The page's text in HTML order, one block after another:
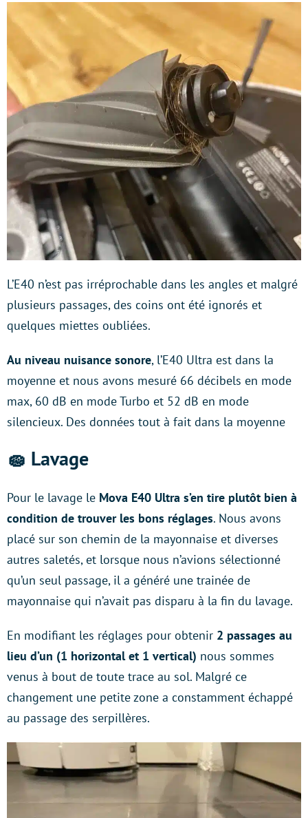
L’E40 n’est pas irréprochable dans les angles et malgré
plusieurs passages, des coins ont été ignorés et
quelques miettes oubliées.
Au niveau nuisance sonore, l’E40 Ultra est dans la
moyenne et nous avons mesuré 66 décibels en mode
max, 60 dB en mode Turbo et 52 dB en mode
silencieux. Des données tout à fait dans la moyenne
🧽 Lavage
Pour le lavage le Mova E40 Ultra s’en tire plutôt bien à
condition de trouver les bons réglages. Nous avons
placé sur son chemin de la mayonnaise et diverses
autres saletés, et lorsque nous n’avions sélectionné
qu’un seul passage, il a généré une trainée de
mayonnaise qui n’avait pas disparu à la fin du lavage.
En modifiant les réglages pour obtenir 2 passages au
lieu d’un (1 horizontal et 1 vertical) nous sommes
venus à bout de toute trace au sol. Malgré ce
changement une petite zone a constamment échappé
au passage des serpillères.